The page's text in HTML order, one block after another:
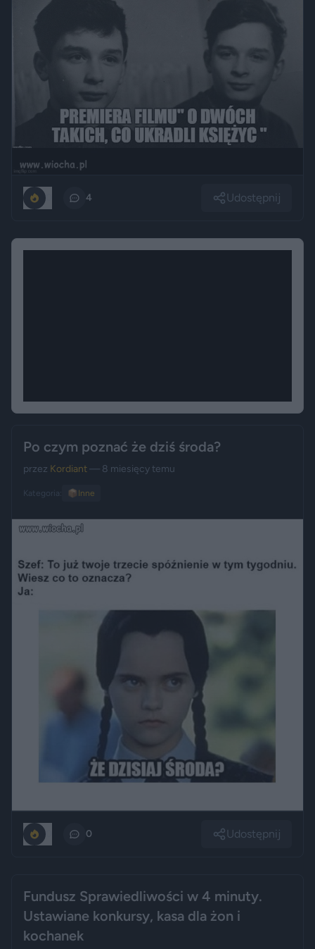
4 Udostępnij
Po czym poznać że dziś środa?
przez Kordiant— 8 miesięcy temu
Kategoria: 📦 Inne
0 Udostępnij
Fundusz Sprawiedliwości w 4 minuty.
Ustawiane konkursy, kasa dla żon i
kochanek